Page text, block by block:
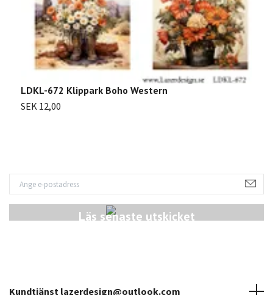
Läs senaste utskicket
LDKL-672 Klippark Boho Western
SEK 12,00
Kundtjänst lazerdesign@outlook.com